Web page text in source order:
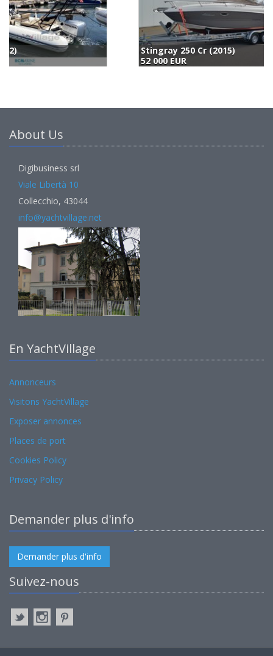
Stingray 250 Cr (2015)
52 000 EUR
About Us
Digibusiness srl
Viale Libertà 10
Collecchio, 43044
info@yachtvillage.net
En YachtVillage
Annonceurs
Visitons YachtVillage
Exposer annonces
Places de port
Cookies Policy
Privacy Policy
Demander plus d'info
Demander plus d'info
Suivez-nous